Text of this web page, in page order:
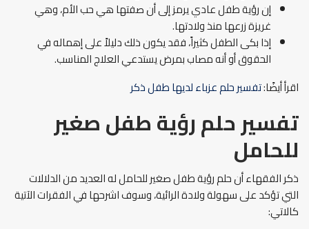
إن رؤية طفل عادي يرمز إلى أن صفتها هي حب الأم، وهي
غريزة زرعها منذ ولادتها.
إذا بكى الطفل كثيراً، فقد يكون ذلك دليلاً على إهماله في
الحقوق أو أنه مصاب بمرض يستدعي العلاج المناسب.
اقرأ أيضًا:تفسير حلم عزباء لديها طفل ذكر
تفسير حلم رؤية طفل صغير
للحامل
ذكر الفقهاء أن حلم رؤية طفل صغير للحامل له العديد من الدلالات
التي تؤكد على سهولة ولادة الرائية، وسوف اشرحها في الفقرات الآتية
كالاتي: